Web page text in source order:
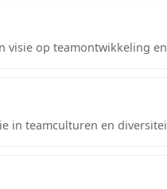
visie op teamontwikkeling
in teamculturen en